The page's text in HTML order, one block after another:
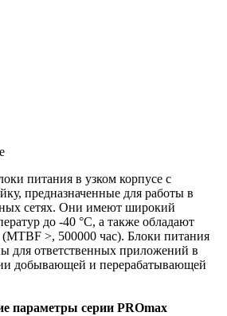
питания в узком корпусе с
предназначенные для работы в
сетях. Они имеют широкий
до -40 °С, а также обладают
>, 500000 час). Блоки питания
для ответственных приложений в
добывающей и перерабатывающей
параметры серии PROmax